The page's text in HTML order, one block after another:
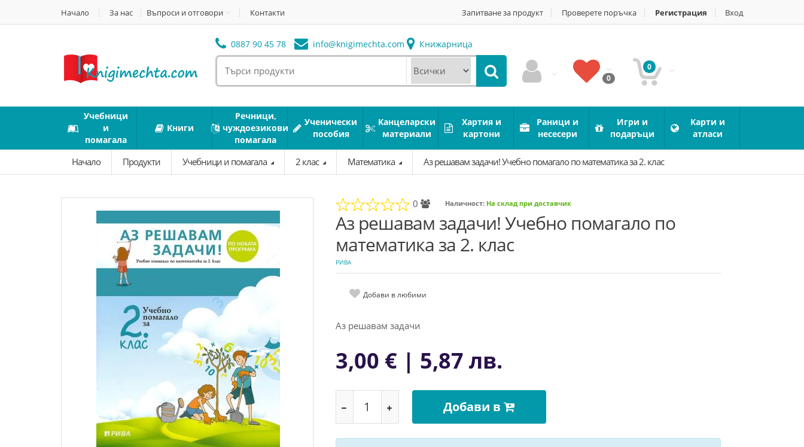
Начало За нас Въпроси и отговори Контакти Запитване за продукт Проверете поръчка Регистрация Вход
0887 90 45 78 info@knigimechta.com Книжарница
0
0
Учебници
и
помагала
Книги
Речници,
чуждоезикови
помагала
Ученически
пособия
Канцеларски
материали
Хартия и
картони
Раници и
несесери
Игри и
подаръци
Карти и
атласи
Начало Продукти Учебници и помагала 2 клас Математика Аз решавам задачи! Учебно помагало по математика за 2. клас
0 Наличност: На склад при доставчик
Аз решавам задачи! Учебно помагало по
математика за 2. клас
РИВА
Добави в любими
Аз решавам задачи
3,00 € | 5,87 лв.
Добави в